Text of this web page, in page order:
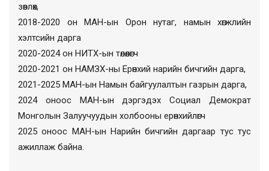
зөвлөх,
2018-2020 он МАН-ын Орон нутаг, намын хөгжлийн
хэлтсийн дарга
2020-2024 он НИТХ-ын төлөөлөгч
2020-2021 он НАМЗХ-ны Ерөнхий нарийн бичгийн дарга,
2021-2025 МАН-ын Намын байгуулалтын газрын дарга,
2024 оноос МАН-ын дэргэдэх Социал Демократ
Монголын Залуучуудын холбооны ерөнхийлөгч
2025 оноос МАН-ын Нарийн бичгийн даргаар тус тус
ажиллаж байна.